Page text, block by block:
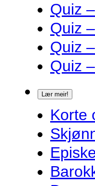
Quiz
Quiz
Quiz
Quiz
Lær meir!
Korte